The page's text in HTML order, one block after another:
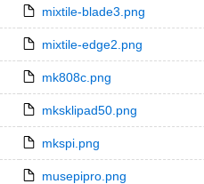
mixtile-blade3.png
mixtile-edge2.png
mk808c.png
mksklipad50.png
mkspi.png
musepipro.png